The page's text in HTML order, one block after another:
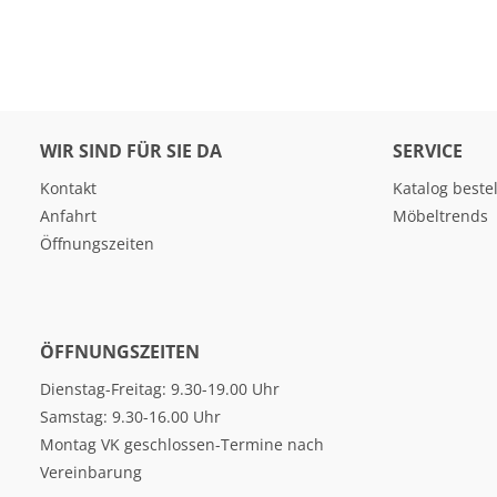
WIR SIND FÜR SIE DA
Kontakt
Anfahrt
Öffnungszeiten
SERVICE
Katalog
Möbeltrends
ÖFFNUNGSZEITEN
Dienstag-Freitag: 9.30-19.00 Uhr
Samstag: 9.30-16.00 Uhr
Montag VK geschlossen-Termine nach
Vereinbarung